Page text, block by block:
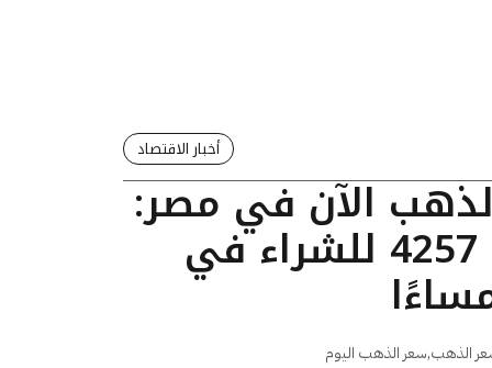
أخبار الاقتصاد
الآن في مصر:
عيار 24 يسجل 4257 للشراء في
الذهب,سعر الذهب اليوم